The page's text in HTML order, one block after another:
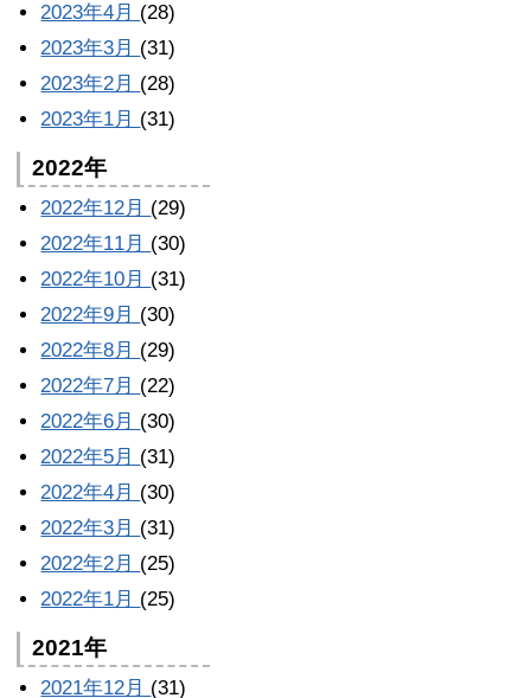
2023年4月 (28)
2023年3月 (31)
2023年2月 (28)
2023年1月 (31)
2022年
2022年12月 (29)
2022年11月 (30)
2022年10月 (31)
2022年9月 (30)
2022年8月 (29)
2022年7月 (22)
2022年6月 (30)
2022年5月 (31)
2022年4月 (30)
2022年3月 (31)
2022年2月 (25)
2022年1月 (25)
2021年
2021年12月 (31)